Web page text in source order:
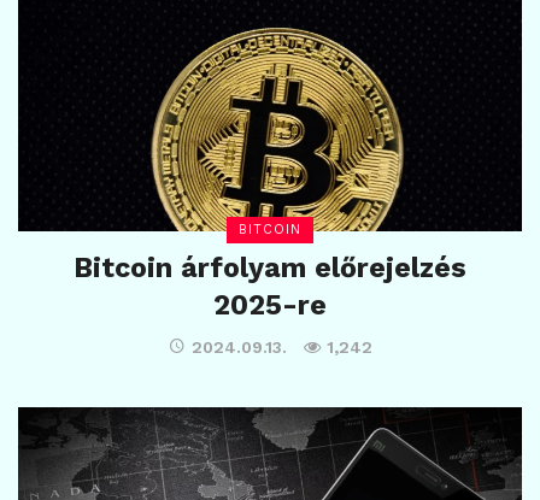
BITCOIN
Bitcoin árfolyam előrejelzés
2025-re
2024.09.13. 1,242